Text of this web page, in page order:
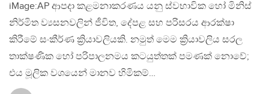
iMage:AP ආපදා කළමනාකරණය යනු ස්වභාවික හෝ මිනිස්
නිර්මිත ව්‍යසනවලින් ජීවිත, දේපළ සහ පරිසරය ආරක්ෂා
කිරීමේ සංකීර්ණ ක්‍රියාවලියකි. නමුත් මෙම ක්‍රියාවලිය සරල
තාක්ෂණික හෝ පරිපාලනමය කටයුත්තක් පමණක් නොවේ;
එය මූලික වශයෙන් මානව හිමිකම්…